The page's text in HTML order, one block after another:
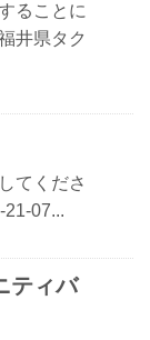
ることに
井県タク
てくださ
07...
ティバ